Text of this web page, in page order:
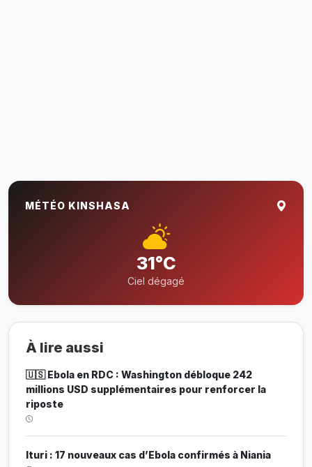
MÉTÉO KINSHASA
31°C
Ciel dégagé
À lire aussi
🇺🇸 Ebola en RDC : Washington débloque 242
millions USD supplémentaires pour renforcer la
riposte
Ituri : 17 nouveaux cas d’Ebola confirmés à Niania